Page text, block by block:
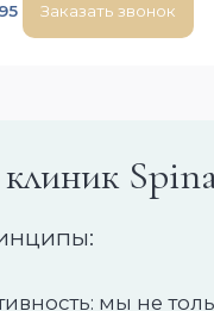
Заказать звонок
мы не